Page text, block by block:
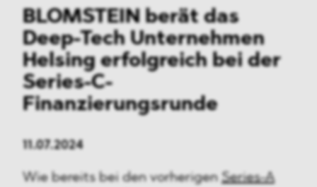
BLOMSTEIN berät das
Deep-Tech Unternehmen
Helsing erfolgreich bei der
Series-C-
Finanzierungsrunde
11.07.2024
Wie bereits bei den vorherigenSeries-A